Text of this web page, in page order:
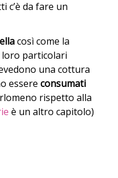
c’è da fare un
così come la
loro particolari
una cottura
essere consumati
rispetto alla
è un altro capitolo)